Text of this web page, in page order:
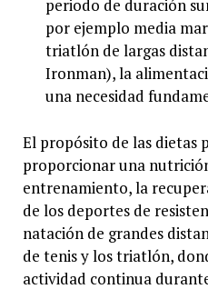
periodo de duración
por ejemplo media
triatlón de largas
Ironman), la
una necesidad
El propósito de las dietas
proporcionar una
entrenamiento, la
de los deportes de
natación de grandes
de tenis y los triatlón,
actividad continua